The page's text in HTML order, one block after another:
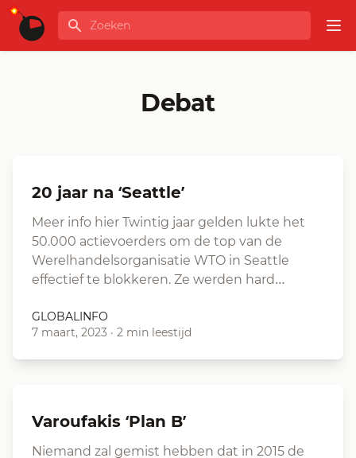
Ga naar de inhoud
GLOBALINFO
Zoeken
Debat
20 jaar na ‘Seattle’
Meer info hier Twintig jaar gelden lukte het
50.000 actievoerders om de top van de
Werelhandelsorganisatie WTO in Seattle
effectief te blokkeren. Ze werden hard…
GLOBALINFO
7 maart, 2023 · 2 min leestijd
Varoufakis ‘Plan B’
Niemand zal gemist hebben dat in 2015 de